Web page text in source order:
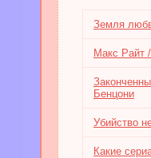
Земля
Макс Райт
Бенцони
Убийство
Какие